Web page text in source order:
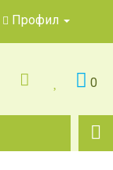
Профил
0